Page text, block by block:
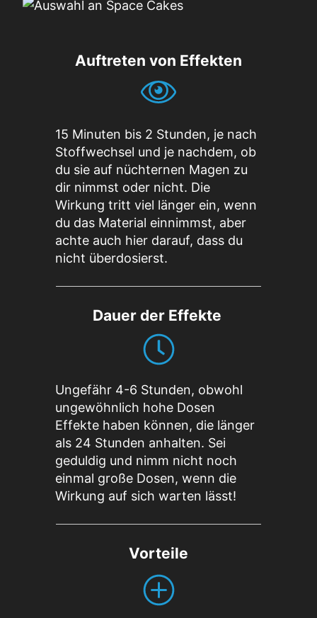
Auftreten von Effekten
15 Minuten bis 2 Stunden, je nach
Stoffwechsel und je nachdem, ob
du sie auf nüchternen Magen zu
dir nimmst oder nicht. Die
Wirkung tritt viel länger ein, wenn
du das Material einnimmst, aber
achte auch hier darauf, dass du
nicht überdosierst.
Dauer der Effekte
Ungefähr 4-6 Stunden, obwohl
ungewöhnlich hohe Dosen
Effekte haben können, die länger
als 24 Stunden anhalten. Sei
geduldig und nimm nicht noch
einmal große Dosen, wenn die
Wirkung auf sich warten lässt!
Vorteile